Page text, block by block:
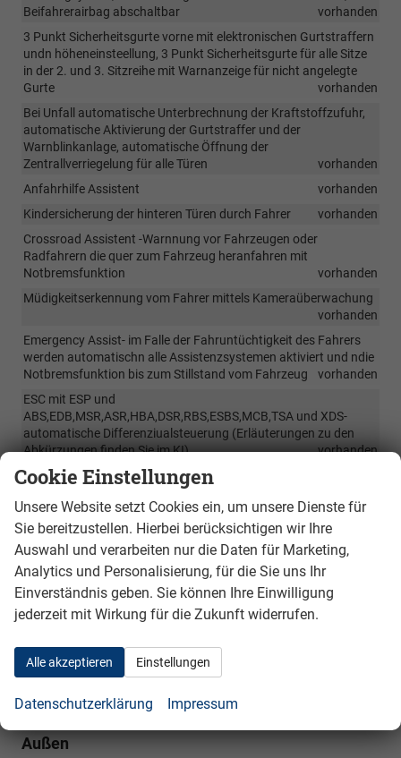
Beifahrerairbag abschaltbar
vorhanden
3 Punkt Sicherheitsgurte vorne mit elektronischen Gurtstraffern
undn höheneinsteellung, 3 Punkt Sicherheitsgurte für alle Sitze
in der 2. und 3. Sitzreihe mit Warnanzeige für nicht angelegte
Gurte
vorhanden
Bei Unfall automatische Unterbrechnung der Kraftstoffzufuhr,
automatische Aktivierung der Gurtstraffer und der
Warnblinkanlage, automatische Öffnung der
Zentrallverriegelung für alle Türen
vorhanden
Anfahrhilfe Assistent
vorhanden
Kindersicherung der hinteren Türen durch Fahrer
vorhanden
Crossroad Assistent -Warnnung vor Fahrzeugen oder
Radfahrern die quer zum Fahrzeug heranfahren mit
Notbremsfunktion
vorhanden
Müdigkeitserkennung vom Fahrer mittels Kameraüberwachung
vorhanden
Emergency Assist- im Falle der Fahruntüchtigkeit des Fahrers
werden automatischn alle Assistenzsystemen aktiviert und ndie
Notbremsfunktion bis zum Stillstand vom Fahrzeug
vorhanden
ESC mit ESP und
ABS,EDB,MSR,ASR,HBA,DSR,RBS,ESBS,MCB,TSA und XDS-
automatische Differenziualsteuerung (Erläuterungen zu den
Abkürzungen finden Sie im KI)
vorhanden
Umfassender und Proaktiver Fußgängerschutz
Front Assist mit Umfeldbeobachtuing, Radfahrer und
Fußgängerschutz mit Notbrenmsfunktion
Auprallschutzsichere Türen
vorhanden
Side Assist mit Blind Spot- toter Winkel Assistent, Ausparkhilfe
Assistent mit Notbremsfunktion, Ausstiegswarner,
Verkehrszeichenerkennung
Entlastung vom Fahrer bei Stau oder zähfließendem Verkehr mit
automatischem Stopp und Wiederanfahren
Außen
Cookie Einstellungen
Unsere Website setzt Cookies ein, um unsere Dienste für
Sie bereitzustellen. Hierbei berücksichtigen wir Ihre
Auswahl und verarbeiten nur die Daten für Marketing,
Analytics und Personalisierung, für die Sie uns Ihr
Einverständnis geben. Sie können Ihre Einwilligung
jederzeit mit Wirkung für die Zukunft widerrufen.
Alle akzeptieren Einstellungen
Datenschutzerklärung Impressum